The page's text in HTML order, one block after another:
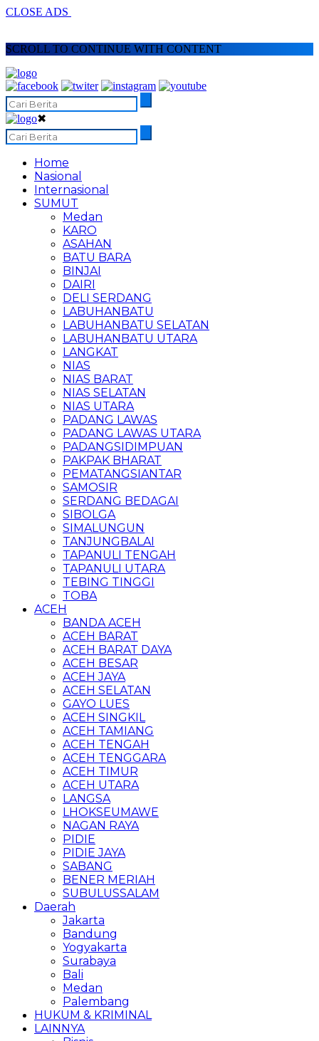
CLOSE ADS
SCROLL TO CONTINUE WITH CONTENT
✖
Home
Nasional
Internasional
SUMUT
Medan
KARO
ASAHAN
BATU BARA
BINJAI
DAIRI
DELI SERDANG
LABUHANBATU
LABUHANBATU SELATAN
LABUHANBATU UTARA
LANGKAT
NIAS
NIAS BARAT
NIAS SELATAN
NIAS UTARA
PADANG LAWAS
PADANG LAWAS UTARA
PADANGSIDIMPUAN
PAKPAK BHARAT
PEMATANGSIANTAR
SAMOSIR
SERDANG BEDAGAI
SIBOLGA
SIMALUNGUN
TANJUNGBALAI
TAPANULI TENGAH
TAPANULI UTARA
TEBING TINGGI
TOBA
ACEH
BANDA ACEH
ACEH BARAT
ACEH BARAT DAYA
ACEH BESAR
ACEH JAYA
ACEH SELATAN
GAYO LUES
ACEH SINGKIL
ACEH TAMIANG
ACEH TENGAH
ACEH TENGGARA
ACEH TIMUR
ACEH UTARA
LANGSA
LHOKSEUMAWE
NAGAN RAYA
PIDIE
PIDIE JAYA
SABANG
BENER MERIAH
SUBULUSSALAM
Daerah
Jakarta
Bandung
Yogyakarta
Surabaya
Bali
Medan
Palembang
HUKUM & KRIMINAL
LAINNYA